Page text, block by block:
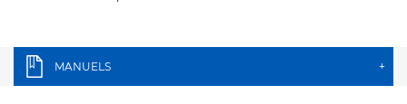
MANUELS +